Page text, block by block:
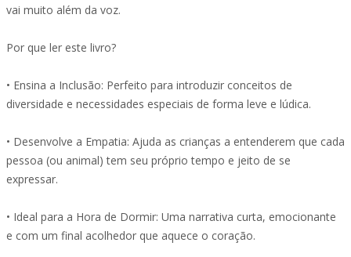
vai muito além da voz.
Por que ler este livro?
• Ensina a Inclusão: Perfeito para introduzir conceitos de
diversidade e necessidades especiais de forma leve e lúdica.
• Desenvolve a Empatia: Ajuda as crianças a entenderem que cada
pessoa (ou animal) tem seu próprio tempo e jeito de se
expressar.
• Ideal para a Hora de Dormir: Uma narrativa curta, emocionante
e com um final acolhedor que aquece o coração.